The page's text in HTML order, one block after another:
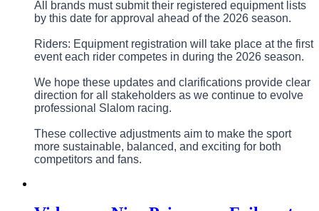
All brands must submit their registered equipment lists
by this date for approval ahead of the 2026 season.
Riders: Equipment registration will take place at the first
event each rider competes in during the 2026 season.
We hope these updates and clarifications provide clear
direction for all stakeholders as we continue to evolve
professional Slalom racing.
These collective adjustments aim to make the sport
more sustainable, balanced, and exciting for both
competitors and fans.